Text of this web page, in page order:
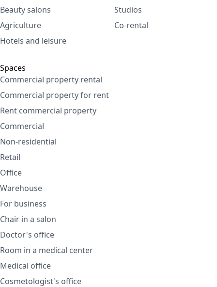
Beauty salons
Agriculture
Hotels and leisure
Studios
Co-rental
Spaces
Commercial property rental
Commercial property for rent
Rent commercial property
Commercial
Non-residential
Retail
Office
Warehouse
For business
Chair in a salon
Doctor's office
Room in a medical center
Medical office
Cosmetologist's office